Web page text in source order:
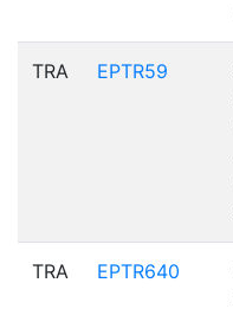
TRA EPTR59
TRA EPTR640